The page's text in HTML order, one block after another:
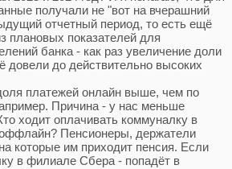
получали не "вот на вчерашний
отчетный период, то есть ещё
плановых показателей для
банка - как раз увеличение доли
довели до действительно высоких
платежей онлайн выше, чем по
Причина - у нас меньше
ходит оплачивать коммуналку в
Пенсионеры, держатели
которые им приходит пенсия. Если
в филиале Сбера - попадёт в